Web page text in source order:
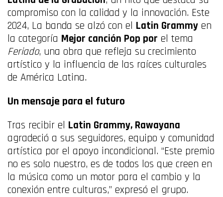
compromiso con la calidad y la innovación. Este
2024, La banda se alzó con el Latin Grammy en
la categoría Mejor canción Pop por el tema
Feriado, una obra que refleja su crecimiento
artístico y la influencia de las raíces culturales
de América Latina.
Un mensaje para el futuro
Tras recibir el Latin Grammy, Rawayana
agradeció a sus seguidores, equipo y comunidad
artística por el apoyo incondicional. “Este premio
no es solo nuestro, es de todos los que creen en
la música como un motor para el cambio y la
conexión entre culturas,” expresó el grupo.